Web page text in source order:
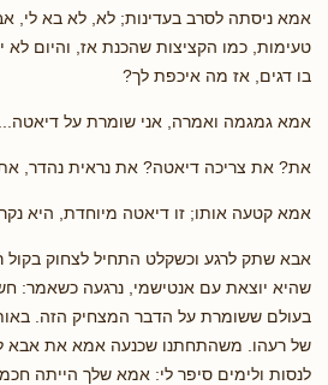
אמא ניסתה לסרב בעדינות; לא, לא בא
טעימות, כמו הקציצות שהכנת אז, והיום לא
בו דגים, אז מה איכפת לך?
אמא גמגמה ואמרה, אני שומרת על דיאטה...
את? את צריכה דיאטה? את נראית נהדר,
אמא קטעה אותו; זו דיאטה מיוחדת, היא
אבא שתק לרגע וכשקלט התחיל לצחוק
שהיא יוצאת עם אנטישמי, נרגעה כשאמר:
בעולם ששומרת על הדבר המצחיק הזה.
של רעהו. משהתחתנו שכנעה אמא את אבא
לנסות ולימים סיפר לי: אמא שלך הייתה